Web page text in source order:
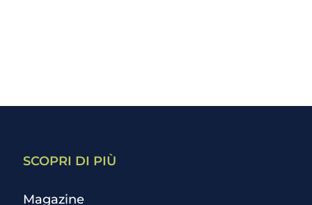
SCOPRI DI PIÙ
Magazine